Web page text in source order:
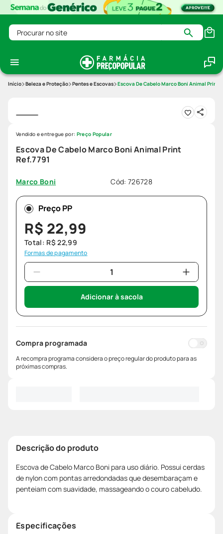
Procurar no site
Beleza e Proteção Pentes e Escovas Escova De Cabelo Marco Boni Animal Print
Escova De Cabelo Marco Boni Animal Print
Ref.7791
Marco Boni Cód: 726728
Vendido e entregue por: Preço Popular
Preço PP
R$ 22,99
Total: R$ 22,99
Formas de pagamento
Adicionar à sacola
Compra programada
A recompra programa considera o preço regular do produto para as
próximas compras.
Descrição do produto
Escova de Cabelo Marco Boni para uso diário. Possui cerdas
de nylon com pontas arredondadas que desembaraçam e
penteiam com suavidade, massageando o couro cabeludo.
Especificações